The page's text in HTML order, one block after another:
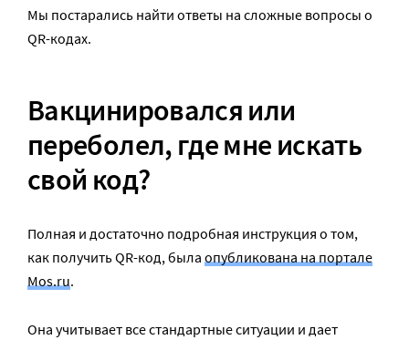
Мы постарались найти ответы на сложные вопросы о
QR-кодах.
Вакцинировался или
переболел, где мне искать
свой код?
Полная и достаточно подробная инструкция о том,
как получить QR-код, была опубликована на портале
Mos.ru.
Она учитывает все стандартные ситуации и дает